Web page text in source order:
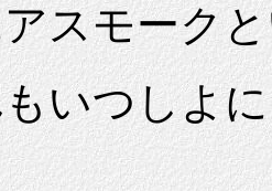
ークと
しよに